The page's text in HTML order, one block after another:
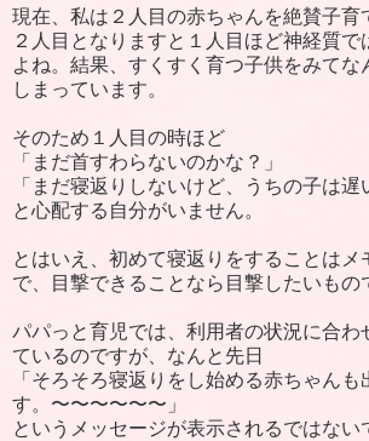
現在、私は２人目の赤ちゃんを絶賛子育
２人目となりますと１人目ほど神経質で
よね。結果、すくすく育つ子供をみてな
しまっています。
そのため１人目の時ほど
「まだ首すわらないのかな？」
「まだ寝返りしないけど、うちの子は遅
と心配する自分がいません。
とはいえ、初めて寝返りをすることはメ
で、目撃できることなら目撃したいもの
パパっと育児では、利用者の状況に合わ
ているのですが、なんと先日
「そろそろ寝返りをし始める赤ちゃん
す。〜〜〜〜〜〜」
というメッセージが表示されるではない